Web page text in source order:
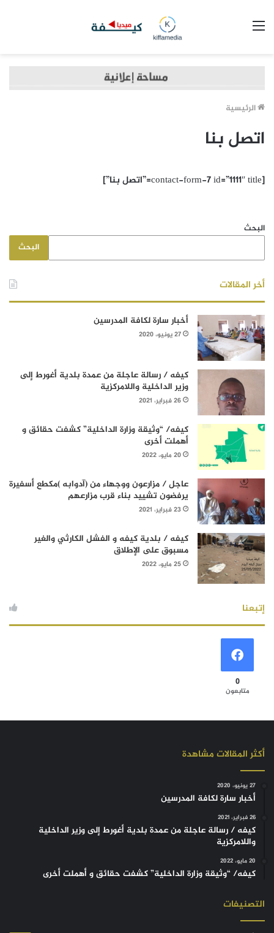
القائمة
الرئيسية
اتصل بنا
[contact-form-7 id=”1111″ title=”اتصل بنا”]
البحث
البحث
أخر المقالات
أخبار سارة لكافة المدرسين
27 يونيو، 2020
كيفه / رسالة عاجلة من عمدة بلدية أغورط إلى
وزير الداخلية واللامركزية
26 فبراير، 2021
كيفه/ “وثيقة وزارة الداخلية” كشفت حقائق و
أهملت أخرى
20 مايو، 2022
عاجل / مزارعون ووجهاء من (آدوابه )مكطع أسفيرة
يرفضون تشييد بناء قرب مزارعهم
23 فبراير، 2021
كيفه / بلدية كيفه و الفشل الكارثي والغير
مسبوق على الإطلاق
25 مايو، 2022
إتبعنا
0
متابعون
أكثر المقالات مشاهدة
27 يونيو، 2020
أخبار سارة لكافة المدرسين
26 فبراير، 2021
كيفه / رسالة عاجلة من عمدة بلدية أغورط إلى وزير الداخلية
واللامركزية
20 مايو، 2022
كيفه/ “وثيقة وزارة الداخلية” كشفت حقائق و أهملت أخرى
التصنيفات